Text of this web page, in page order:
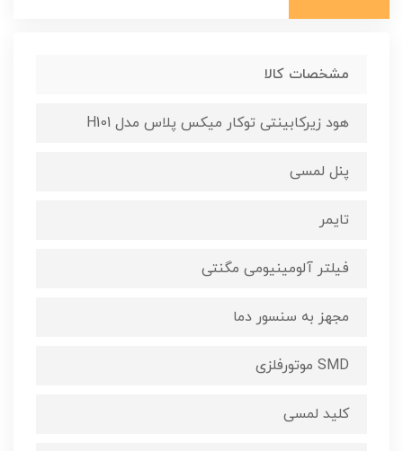
مشخصات کالا
هود زیرکابینتی توکار میکس پلاس مدل H101
پنل لمسی
تایمر
فیلتر آلومینیومی مگنتی
مجهز به سنسور دما
SMD موتورفلزی
کلید لمسی